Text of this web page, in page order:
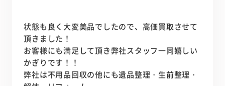
状態も良く大変美品でしたので、高価買取させて
頂きました！
お客様にも満足して頂き弊社スタッフ一同嬉しい
かぎりです！！
弊社は不用品回収の他にも遺品整理・生前整理・